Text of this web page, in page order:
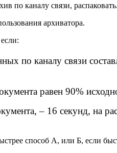
по каналу связи, распаковать.
архиватора.
по каналу связи
равен 90%
– 16 секунд, на
способ А, или Б, если